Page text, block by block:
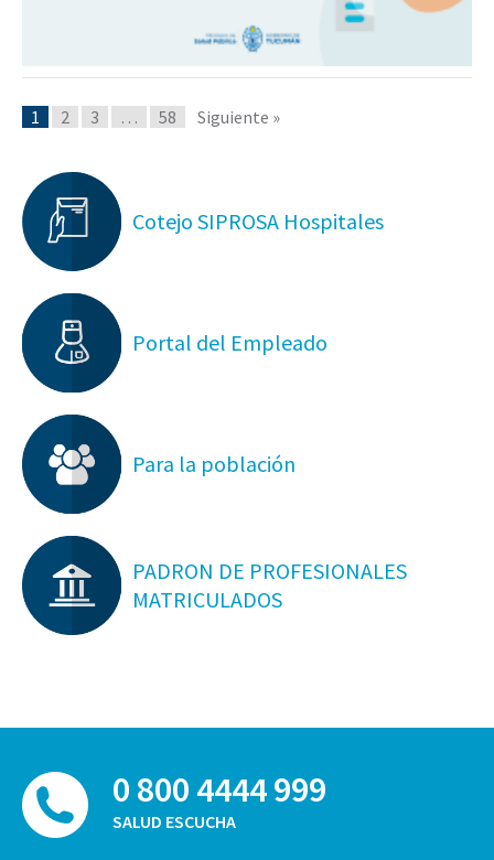
1 2 3 … 58 Siguiente »
Cotejo SIPROSA Hospitales
Portal del Empleado
Para la población
PADRON DE PROFESIONALES
MATRICULADOS
0 800 4444 999
SALUD ESCUCHA